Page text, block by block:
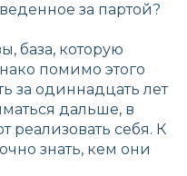
за партой?
база, которую
помимо этого
за одиннадцать лет
дальше, в
реализовать себя. К
знать, кем они